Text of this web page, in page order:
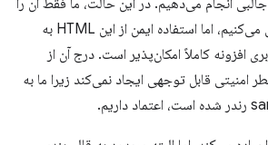
انجام می‌دهیم. در این حالت، ما فقط آن را
ارسال می‌کنیم، اما استفاده ایمن از این HTML به
افزونه کاملاً امکان‌پذیر است. درج آن از
امنیتی قابل توجهی ایجاد نمی‌کند زیرا ما به